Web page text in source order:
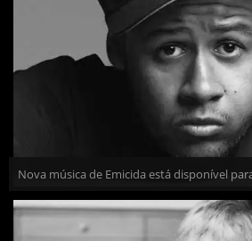
Nova música de Emicida está disponível